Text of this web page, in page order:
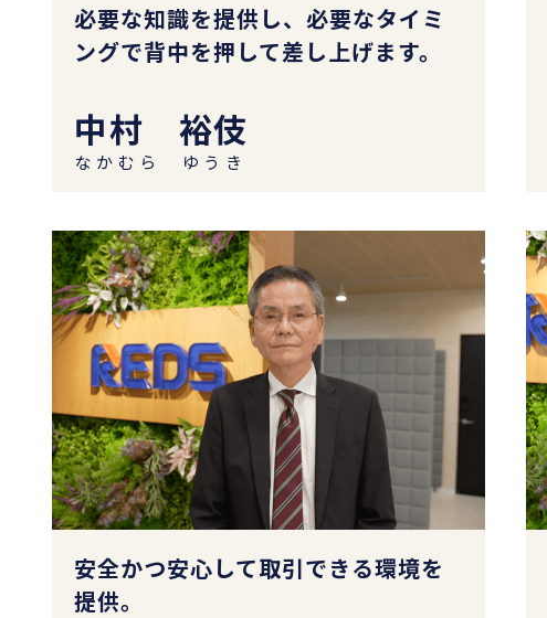
必要な知識を提供し、必要なタイミ
ングで背中を押して差し上げます。
中村 裕伎
なかむら ゆうき
安全かつ安心して取引できる環境を
提供。